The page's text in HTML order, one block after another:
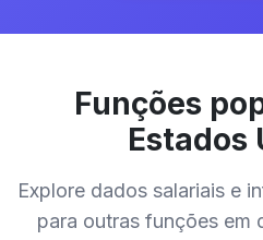
Funções
Estados
Explore dados salariais e
para outras funções em